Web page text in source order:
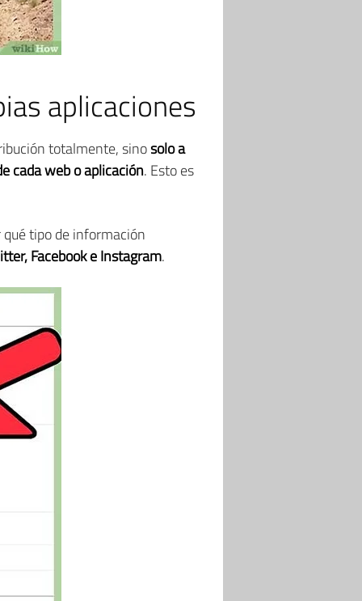
aplicaciones
totalmente, sinosolo a
cada web o aplicación. Esto es
tipo de información
Facebook e Instagram.